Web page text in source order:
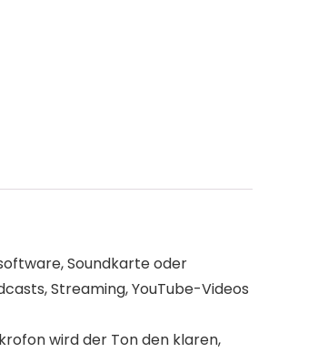
Soundkarte oder
Streaming, YouTube-Videos
wird der Ton den klaren,